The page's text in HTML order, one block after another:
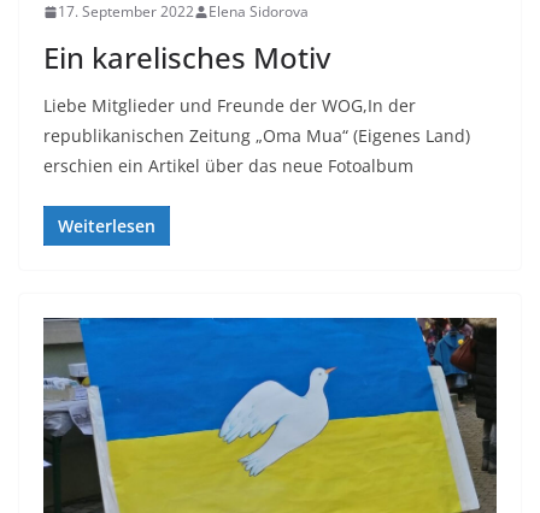
17. September 2022 Elena Sidorova
Ein karelisches Motiv
Liebe Mitglieder und Freunde der WOG,In der
republikanischen Zeitung „Oma Mua“ (Eigenes Land)
erschien ein Artikel über das neue Fotoalbum
Weiterlesen